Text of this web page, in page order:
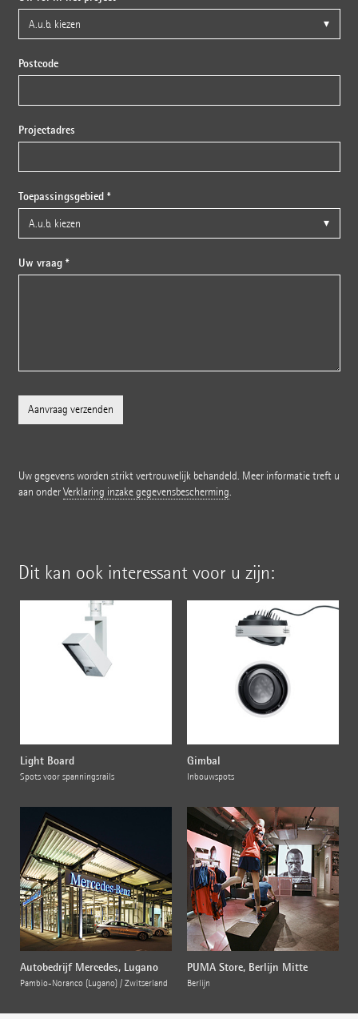
Postcode
Projectadres
Toepassingsgebied *
Uw vraag *
Uw gegevens worden strikt vertrouwelijk behandeld. Meer informatie treft u
aan onderVerklaring inzake gegevensbescherming.
Dit kan ook interessant voor u zijn:
Light Board
Spots voor spanningsrails
Gimbal
Inbouwspots
Autobedrijf Mercedes, Lugano
Pambio-Noranco (Lugano) / Zwitserland
PUMA Store, Berlijn Mitte
Berlijn